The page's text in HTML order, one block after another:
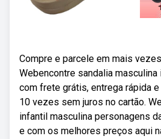
Compre e parcele em mais
Webencontre sandalia
com frete grátis, entrega rápida
10 vezes sem juros no cartão.
infantil masculina personagens
e com os melhores preços aqui